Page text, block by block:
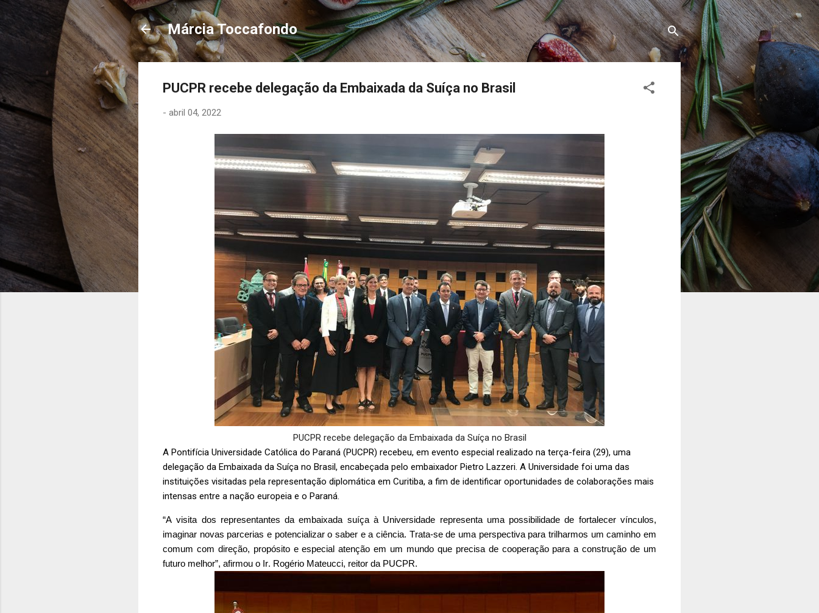
Pular para o conteúdo principal
Márcia Toccafondo
PUCPR recebe delegação da Embaixada da Suíça no Brasil
- abril 04, 2022
PUCPR recebe delegação da Embaixada da Suíça no Brasil
A Pontifícia Universidade Católica do Paraná (PUCPR) recebeu, em evento especial realizado na terça-feira (29), uma
delegação da Embaixada da Suíça no Brasil, encabeçada pelo embaixador Pietro Lazzeri . A Universidade foi uma das
instituições visitadas pela representação diplomática em Curitiba, a fim de identificar oportunidades de colaborações mais
intensas entre a nação europeia e o Paraná.
“A visita dos representantes da embaixada suíça à Universidade representa uma possibilidade de fortalecer vínculos,
imaginar novas parcerias e potencializar o saber e a ciência. Trata-se de uma perspectiva para trilharmos um caminho em
comum com direção, propósito e especial atenção em um mundo que precisa de cooperação para a construção de um
futuro melhor”, afirmou o Ir. Rogério Mateucci, reitor da PUCPR.